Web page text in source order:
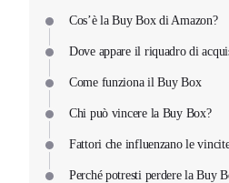
Cos’è la Buy Box di Amazon?
Dove appare il riquadro di
Come funziona il Buy Box
Chi può vincere la Buy Box?
Fattori che influenzano le
Perché potresti perdere la Buy